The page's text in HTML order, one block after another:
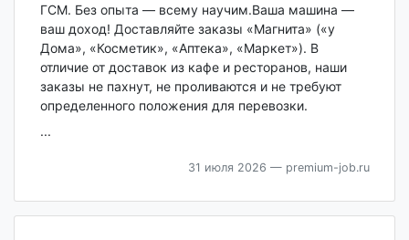
ГСМ. Без опыта — всему научим.Ваша машина —
ваш доход! Доставляйте заказы «Магнита» («у
Дома», «Косметик», «Аптека», «Маркет»). В
отличие от доставок из кафе и ресторанов, наши
заказы не пахнут, не проливаются и не требуют
определенного положения для перевозки.
...
31 июля 2026 — premium-job.ru